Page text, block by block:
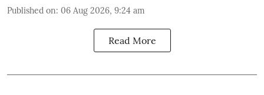
Published on: 06 Aug 2026, 9:24 am
Read More